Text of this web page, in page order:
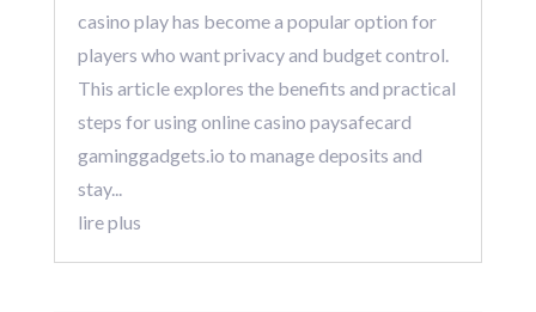
casino play has become a popular option for
players who want privacy and budget control.
This article explores the benefits and practical
steps for using online casino paysafecard
gaminggadgets.io to manage deposits and
stay...
lire plus